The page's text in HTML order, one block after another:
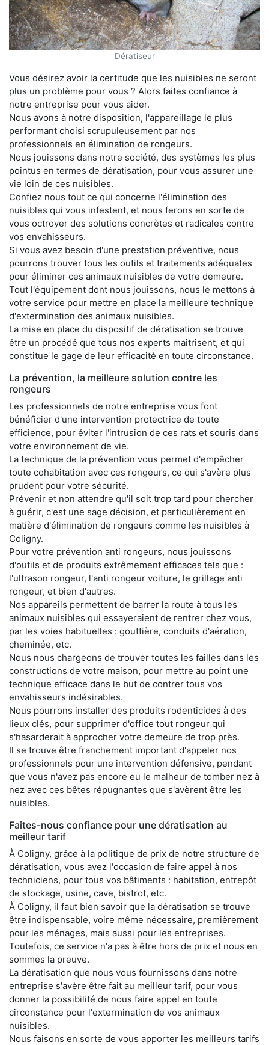
Dératiseur
Vous désirez avoir la certitude que les nuisibles ne seront
plus un problème pour vous ? Alors faites confiance à
notre entreprise pour vous aider.
Nous avons à notre disposition, l'appareillage le plus
performant choisi scrupuleusement par nos
professionnels en élimination de rongeurs.
Nous jouissons dans notre société, des systèmes les plus
pointus en termes de dératisation, pour vous assurer une
vie loin de ces nuisibles.
Confiez nous tout ce qui concerne l'élimination des
nuisibles qui vous infestent, et nous ferons en sorte de
vous octroyer des solutions concrètes et radicales contre
vos envahisseurs.
Si vous avez besoin d'une prestation préventive, nous
pourrons trouver tous les outils et traitements adéquates
pour éliminer ces animaux nuisibles de votre demeure.
Tout l'équipement dont nous jouissons, nous le mettons à
votre service pour mettre en place la meilleure technique
d'extermination des animaux nuisibles.
La mise en place du dispositif de dératisation se trouve
être un procédé que tous nos experts maitrisent, et qui
constitue le gage de leur efficacité en toute circonstance.
La prévention, la meilleure solution contre les
rongeurs
Les professionnels de notre entreprise vous font
bénéficier d'une intervention protectrice de toute
efficience, pour éviter l'intrusion de ces rats et souris dans
votre environnement de vie.
La technique de la prévention vous permet d'empêcher
toute cohabitation avec ces rongeurs, ce qui s'avère plus
prudent pour votre sécurité.
Prévenir et non attendre qu'il soit trop tard pour chercher
à guérir, c'est une sage décision, et particulièrement en
matière d'élimination de rongeurs comme les nuisibles à
Coligny.
Pour votre prévention anti rongeurs, nous jouissons
d'outils et de produits extrêmement efficaces tels que :
l'ultrason rongeur, l'anti rongeur voiture, le grillage anti
rongeur, et bien d'autres.
Nos appareils permettent de barrer la route à tous les
animaux nuisibles qui essayeraient de rentrer chez vous,
par les voies habituelles : gouttière, conduits d'aération,
cheminée, etc.
Nous nous chargeons de trouver toutes les failles dans les
constructions de votre maison, pour mettre au point une
technique efficace dans le but de contrer tous vos
envahisseurs indésirables.
Nous pourrons installer des produits rodenticides à des
lieux clés, pour supprimer d'office tout rongeur qui
s'hasarderait à approcher votre demeure de trop près.
Il se trouve être franchement important d'appeler nos
professionnels pour une intervention défensive, pendant
que vous n'avez pas encore eu le malheur de tomber nez à
nez avec ces bêtes répugnantes que s'avèrent être les
nuisibles.
Faites-nous confiance pour une dératisation au
meilleur tarif
À Coligny, grâce à la politique de prix de notre structure de
dératisation, vous avez l'occasion de faire appel à nos
techniciens, pour tous vos bâtiments : habitation, entrepôt
de stockage, usine, cave, bistrot, etc.
À Coligny, il faut bien savoir que la dératisation se trouve
être indispensable, voire même nécessaire, premièrement
pour les ménages, mais aussi pour les entreprises.
Toutefois, ce service n'a pas à être hors de prix et nous en
sommes la preuve.
La dératisation que nous vous fournissons dans notre
entreprise s'avère être fait au meilleur tarif, pour vous
donner la possibilité de nous faire appel en toute
circonstance pour l'extermination de vos animaux
nuisibles.
Nous faisons en sorte de vous apporter les meilleurs tarifs